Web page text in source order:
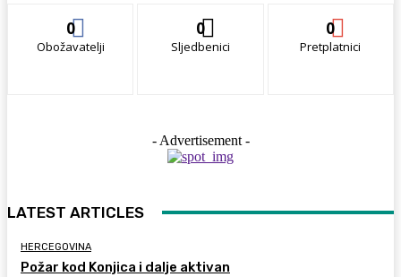
0
Obožavatelji
0
Sljedbenici
0
Pretplatnici
- Advertisement -
LATEST ARTICLES
HERCEGOVINA
Požar kod Konjica i dalje aktivan